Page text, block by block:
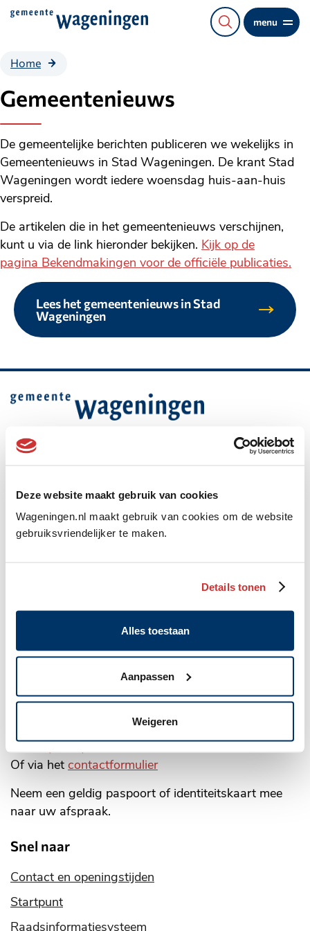
Deze website maakt gebruik van cookies
Wageningen.nl maakt gebruik van cookies om de website
gebruiksvriendelijker te maken.
Details tonen
Alles toestaan
Aanpassen
Weigeren
Direct
content
menu
Home
Gemeentenieuws
De gemeentelijke berichten publiceren we wekelijks in
Gemeentenieuws in Stad Wageningen. De krant Stad
Wageningen wordt iedere woensdag huis-aan-huis
verspreid.
De artikelen die in het gemeentenieuws verschijnen,
kunt u via de link hieronder bekijken. Kijk op de
pagina Bekendmakingen voor de officiële publicaties.
Lees het gemeentenieuws in Stad
Wageningen
Belangrijke
informatie
Gemeente Wageningen
adres
WhatsApp: 06 10 06 35 26
Maandag: 8.30 tot 20.00 uur
Dinsdag tot en met vrijdag:
8.30 tot 17.00 uur
Langskomen bij Publiekszaken
afspraak maken
Of bel(0317) 49 29 11
Of via het contactformulier
Neem een geldig paspoort of identiteitskaart mee
naar uw afspraak.
Snel naar
Contact en openingstijden
Startpunt
Raadsinformatiesysteem